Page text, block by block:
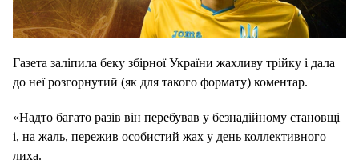
Газета заліпила беку збірної України жахливу трійку і дала
до неї розгорнутий (як для такого формату) коментар.
«Надто багато разів він перебував у безнадійному становщі
і, на жаль, пережив особистий жах у день коллективного
лиха.